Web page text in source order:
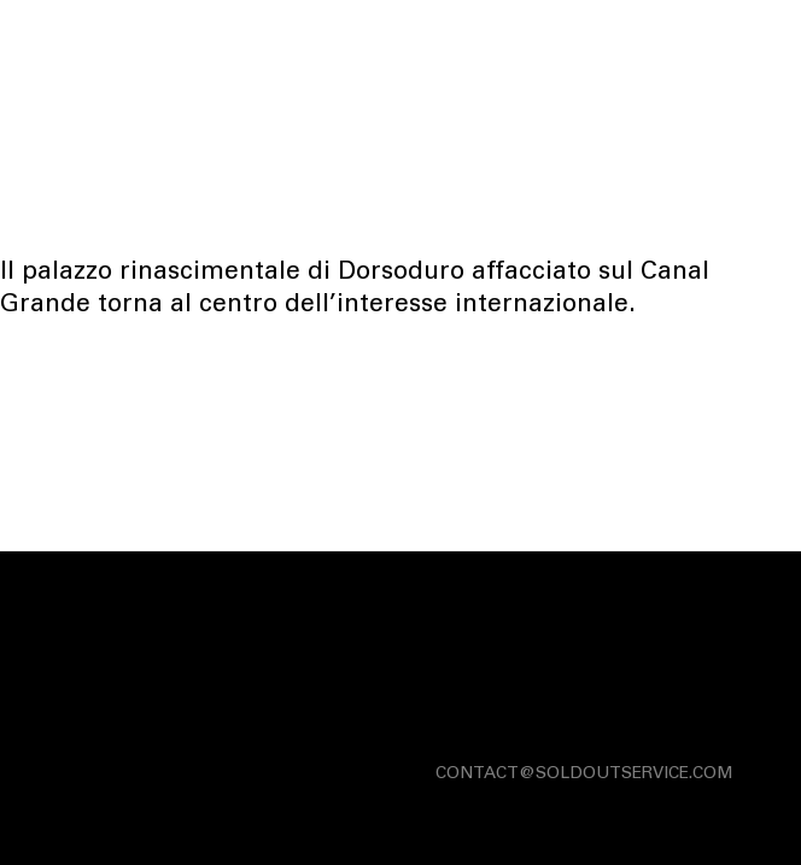
Il palazzo rinascimentale di Dorsoduro affacciato sul Canal
Grande torna al centro dell’interesse internazionale.
CONTACT@SOLDOUTSERVICE.COM